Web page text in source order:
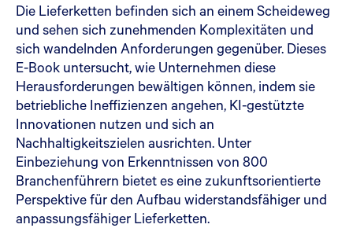
Die Lieferketten befinden sich an einem Scheideweg
und sehen sich zunehmenden Komplexitäten und
sich wandelnden Anforderungen gegenüber. Dieses
E-Book untersucht, wie Unternehmen diese
Herausforderungen bewältigen können, indem sie
betriebliche Ineffizienzen angehen, KI-gestützte
Innovationen nutzen und sich an
Nachhaltigkeitszielen ausrichten. Unter
Einbeziehung von Erkenntnissen von 800
Branchenführern bietet es eine zukunftsorientierte
Perspektive für den Aufbau widerstandsfähiger und
anpassungsfähiger Lieferketten.